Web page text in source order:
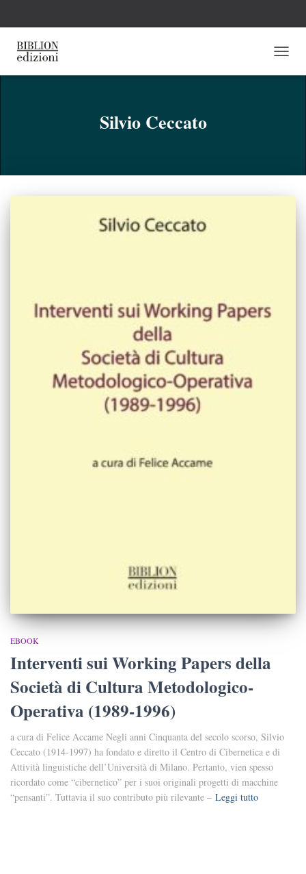
Silvio Ceccato
EBOOK
Interventi sui Working Papers della
Società di Cultura Metodologico-
Operativa (1989-1996)
a cura di Felice Accame Negli anni Cinquanta del secolo scorso, Silvio
Ceccato (1914-1997) ha fondato e diretto il Centro di Cibernetica e di
Attività linguistiche dell’Università di Milano. Pertanto, vien spesso
ricordato come “cibernetico” per i suoi originali progetti di macchine
“pensanti”. Tuttavia il suo contributo più rilevante – Leggi tutto